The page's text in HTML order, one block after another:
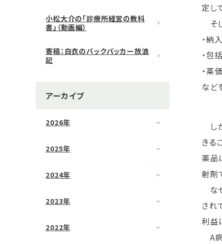
小松大介の「診療所経営の教科
書」（動画編）
寄稿：白衣のバックパッカー放浪
記
アーカイブ
2026年
2025年
2024年
2023年
2022年
定し
そ
・納
・包
・薬
など
し
きる
薬品
射剤
な
され
利益
A